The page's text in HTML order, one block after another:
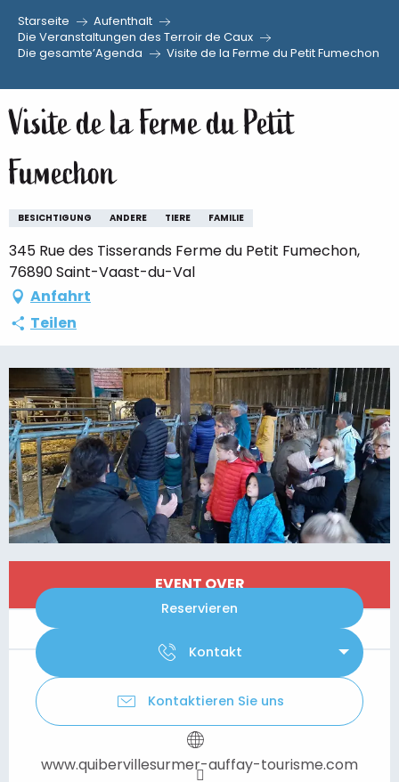
Aller
principal
Starseite
Aufenthalt
Die Veranstaltungen des Terroir de Caux
Die gesamte’Agenda
Visite de la Ferme du Petit Fumechon
Visite de la Ferme du Petit
Fumechon
BESICHTIGUNG ANDERE TIERE FAMILIE
345 Rue des Tisserands Ferme du Petit Fumechon,
76890 Saint-Vaast-du-Val
Anfahrt
Teilen
Öffnungszeiten & KontaktdatenEVENT OVER
Reservieren
Kontakt
Kontaktieren Sie uns
www.quibervillesurmer-auffay-tourisme.com